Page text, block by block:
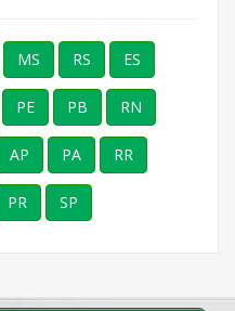
MS RS ES
PE PB RN
AP PA RR
PR SP